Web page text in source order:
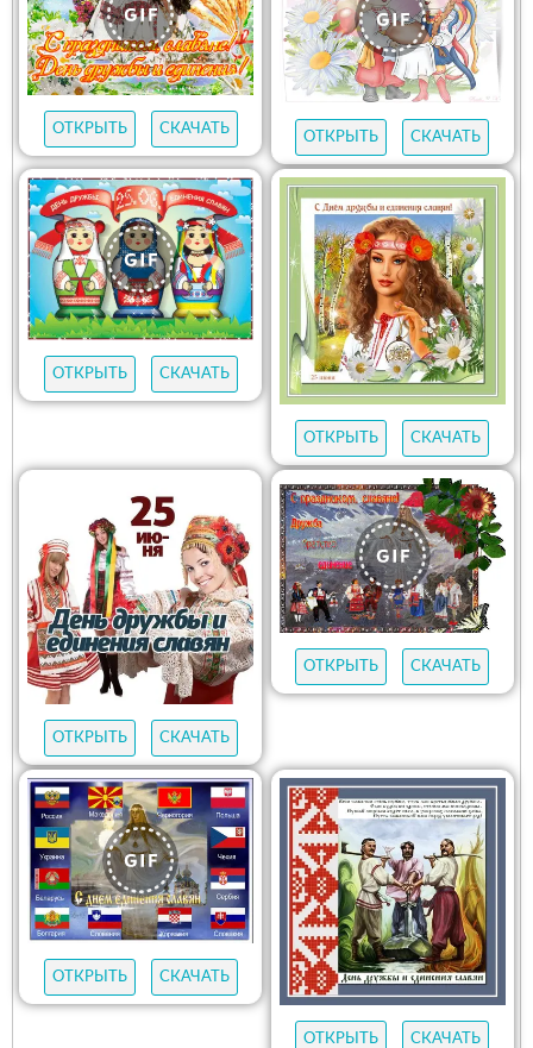
ОТКРЫТЬ СКАЧАТЬ
ОТКРЫТЬ СКАЧАТЬ
ОТКРЫТЬ СКАЧАТЬ
ОТКРЫТЬ СКАЧАТЬ
ОТКРЫТЬ СКАЧАТЬ
ОТКРЫТЬ СКАЧАТЬ
ОТКРЫТЬ СКАЧАТЬ
ОТКРЫТЬ СКАЧАТЬ